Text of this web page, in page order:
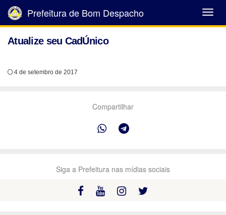
Abrir
Menu
Prefeitura de Bom Despacho
Atualize seu CadÚnico
4 de setembro de 2017
Compartilhar
Siga a Prefeitura nas mídias sociais